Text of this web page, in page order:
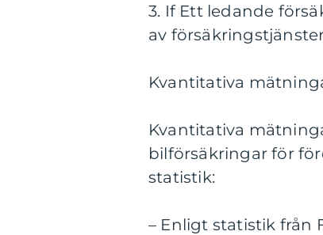
3. If Ett ledande
av
Kvantitativa
Kvantitativa
bilförsäkringar för
statistik:
– Enligt statistik från